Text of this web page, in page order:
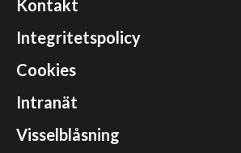
Kontakt
Integritetspolicy
Cookies
Intranät
Visselblåsning